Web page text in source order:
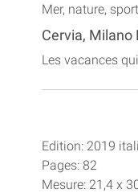
Mer, nature,
Cervia,
Les vacances
Edition: 2019
Pages: 82
Mesure: 21,4 x